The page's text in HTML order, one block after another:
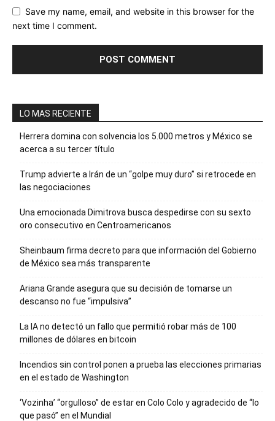
Save my name, email, and website in this browser for the
next time I comment.
LO MAS RECIENTE
Herrera domina con solvencia los 5.000 metros y México se
acerca a su tercer título
Trump advierte a Irán de un “golpe muy duro” si retrocede en
las negociaciones
Una emocionada Dimitrova busca despedirse con su sexto
oro consecutivo en Centroamericanos
Sheinbaum firma decreto para que información del Gobierno
de México sea más transparente
Ariana Grande asegura que su decisión de tomarse un
descanso no fue “impulsiva”
La IA no detectó un fallo que permitió robar más de 100
millones de dólares en bitcoin
Incendios sin control ponen a prueba las elecciones primarias
en el estado de Washington
‘Vozinha’ “orgulloso” de estar en Colo Colo y agradecido de “lo
que pasó” en el Mundial